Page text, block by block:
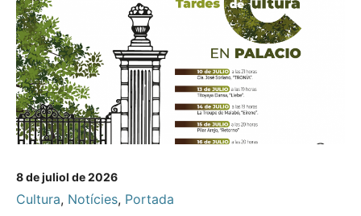
8 de juliol de 2026
Cultura, Notícies, Portada